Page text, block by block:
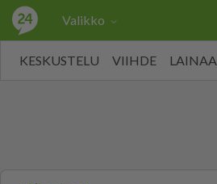
Valikko
KESKUSTELU VIIHDE LAINAA